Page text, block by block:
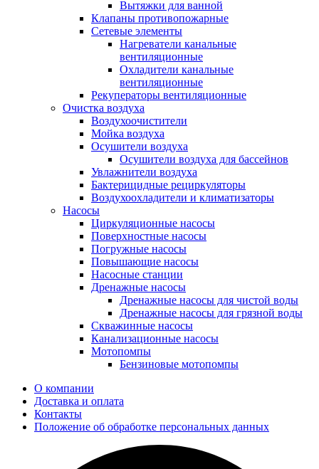
Вытяжки для ванной
Клапаны противопожарные
Сетевые элементы
Нагреватели канальные
вентиляционные
Охладители канальные
вентиляционные
Рекуператоры вентиляционные
Очистка воздуха
Воздухоочистители
Мойка воздуха
Осушители воздуха
Осушители воздуха для бассейнов
Увлажнители воздуха
Бактерицидные рециркуляторы
Воздухоохладители и климатизаторы
Насосы
Циркуляционные насосы
Поверхностные насосы
Погружные насосы
Повышающие насосы
Насосные станции
Дренажные насосы
Дренажные насосы для чистой воды
Дренажные насосы для грязной воды
Скважинные насосы
Канализационные насосы
Мотопомпы
Бензиновые мотопомпы
О компании
Доставка и оплата
Контакты
Положение об обработке персональных данных